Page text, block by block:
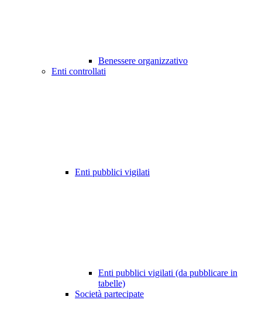
Benessere organizzativo
Enti controllati
Enti pubblici vigilati
Enti pubblici vigilati (da pubblicare in
tabelle)
Società partecipate